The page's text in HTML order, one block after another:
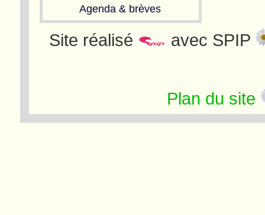
Agenda & brèves
Site réalisé avec SPIP
Plan du site